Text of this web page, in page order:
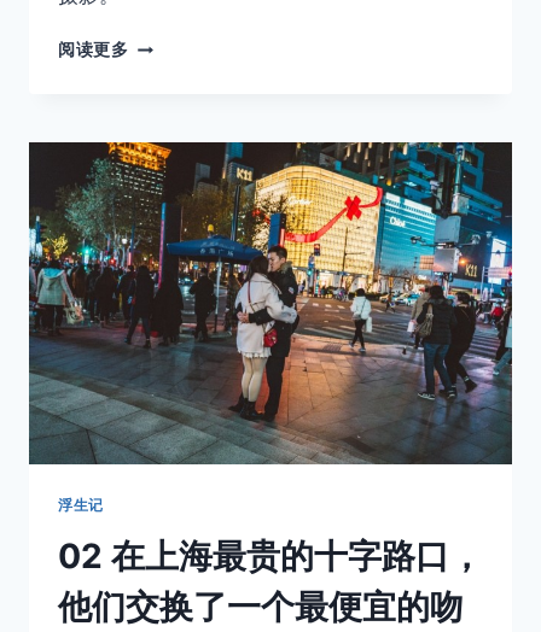
阅读更多 03
年，
我
请
了
一
天
假，
躲
进
了
一
栋
没
我
的
老
楼
浮生记
02 在上海最贵的十字路口，
他们交换了一个最便宜的吻